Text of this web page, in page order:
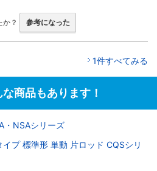
か？ 参考になった
1件すべてみる
商品もあります！
・NSAシリーズ
プ 標準形 単動 片ロッド CQSシリ